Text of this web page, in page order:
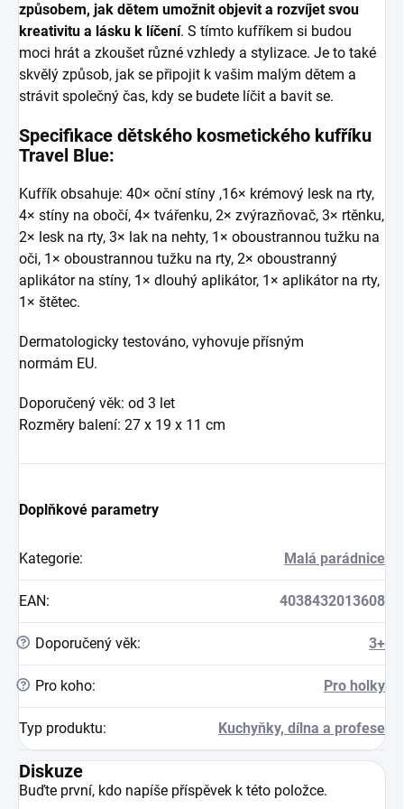
způsobem, jak dětem umožnit objevit a rozvíjet svou
kreativitu a lásku k líčení. S tímto kufříkem si budou
moci hrát a zkoušet různé vzhledy a stylizace. Je to také
skvělý způsob, jak se připojit k vašim malým dětem a
strávit společný čas, kdy se budete líčit a bavit se.
Specifikace dětského kosmetického kufříku
Travel Blue:
Kufřík obsahuje: 40× oční stíny ,16× krémový lesk na rty,
4× stíny na obočí, 4× tvářenku, 2× zvýrazňovač, 3× rtěnku,
2× lesk na rty, 3× lak na nehty, 1× oboustrannou tužku na
oči, 1× oboustrannou tužku na rty, 2× oboustranný
aplikátor na stíny, 1× dlouhý aplikátor, 1× aplikátor na rty,
1× štětec.
Dermatologicky testováno, vyhovuje přísným
normám EU.
Doporučený věk: od 3 let
Rozměry balení: 27 x 19 x 11 cm
Doplňkové parametry
Kategorie: Malá parádnice
EAN: 4038432013608
? Doporučený věk: 3+
? Pro koho: Pro holky
Typ produktu: Kuchyňky, dílna a profese
Diskuze
Buďte první, kdo napíše příspěvek k této položce.